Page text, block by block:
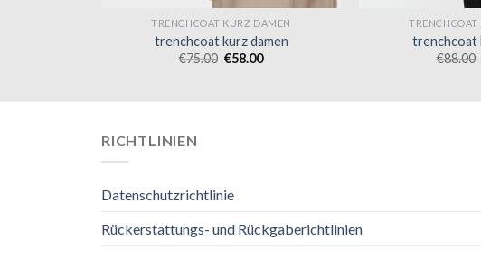
TRENCHCOAT KURZ DAMEN
trenchcoat kurz damen
€75.00 €58.00
trenchcoat
€88.00
RICHTLINIEN
Datenschutzrichtlinie
Rückerstattungs- und Rückgaberichtlinien